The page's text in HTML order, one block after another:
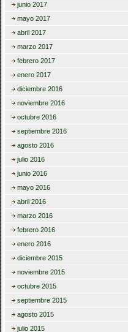
junio 2017
mayo 2017
abril 2017
marzo 2017
febrero 2017
enero 2017
diciembre 2016
noviembre 2016
octubre 2016
septiembre 2016
agosto 2016
julio 2016
junio 2016
mayo 2016
abril 2016
marzo 2016
febrero 2016
enero 2016
diciembre 2015
noviembre 2015
octubre 2015
septiembre 2015
agosto 2015
julio 2015